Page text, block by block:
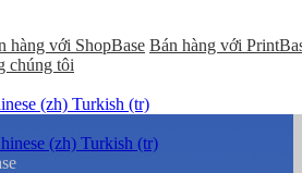
hàng với ShopBase Bán hàng với
chúng tôi
(zh) Turkish (tr)
(zh) Turkish (tr)